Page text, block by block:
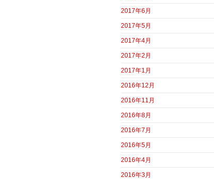
2017年6月
2017年5月
2017年4月
2017年2月
2017年1月
2016年12月
2016年11月
2016年8月
2016年7月
2016年5月
2016年4月
2016年3月